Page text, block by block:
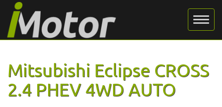
Mitsubishi Eclipse CROSS
2.4 PHEV 4WD AUTO